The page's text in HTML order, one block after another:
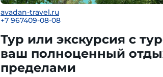
avadan-travel.ru
+7 967409-08-08
Тур или экскурсия с
ваш полноценный
пределами